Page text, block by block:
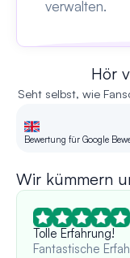
verwalten.
Hör
Seht selbst, wie
Bewertung für Google
Wir kümmern
Tolle Erfahrung!
Fantastische